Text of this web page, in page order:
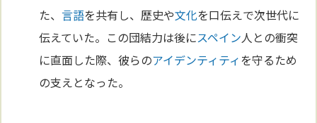
た、言語を共有し、歴史や文化を口伝えで次世代に
伝えていた。この団結力は後にスペイン人との衝突
に直面した際、彼らのアイデンティティを守るため
の支えとなった。